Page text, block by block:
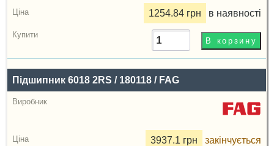
Радіальний
зазор
Ціна,
Купити
1254.84 грн в наявності
Підшипник 6018 2RS / 180118 / FAG
3937.1 грн закінчується